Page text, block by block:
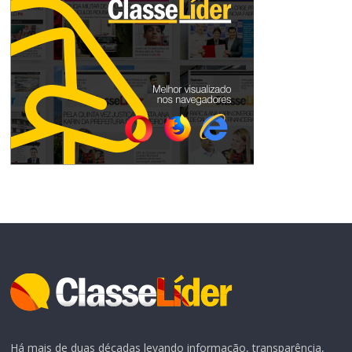
Há mais de duas décadas levando informação, transparência,